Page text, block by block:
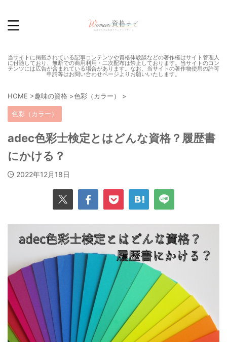
当サイトに掲載されている記事コンテンツや資格体験談などの著作権はサイト管理人
に付随しており、無断での商用利用・二次配布は禁止しております。当サイトのコン
テンツには広告が含まれている場合があります。なお、当サイトの著作物使用の許可
申請等はお問い合わせページよりお願いいたします。
HOME >趣味の資格 >色彩（カラー） >
色彩（カラー）
adec色彩士検定とはどんな資格？履歴書
にかける？
2022年12月18日